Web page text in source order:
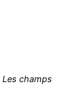
Les champs